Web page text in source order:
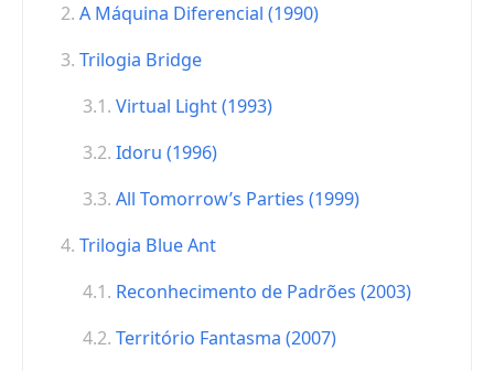
A Máquina Diferencial (1990)
Trilogia Bridge
Virtual Light (1993)
Idoru (1996)
All Tomorrow’s Parties (1999)
Trilogia Blue Ant
Reconhecimento de Padrões (2003)
Território Fantasma (2007)